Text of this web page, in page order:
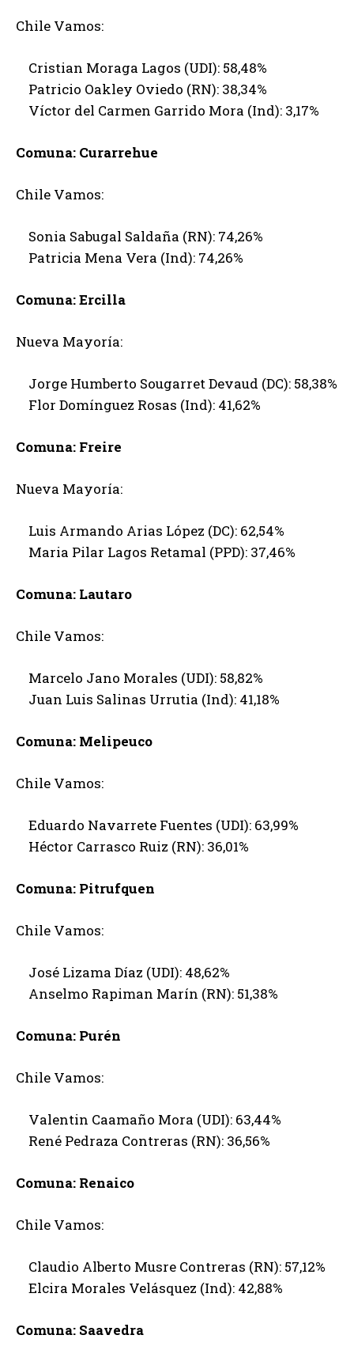
Chile Vamos:
Cristian Moraga Lagos (UDI): 58,48%
Patricio Oakley Oviedo (RN): 38,34%
Víctor del Carmen Garrido Mora (Ind): 3,17%
Comuna: Curarrehue
Chile Vamos:
Sonia Sabugal Saldaña (RN): 74,26%
Patricia Mena Vera (Ind): 74,26%
Comuna: Ercilla
Nueva Mayoría:
Jorge Humberto Sougarret Devaud (DC): 58,38%
Flor Domínguez Rosas (Ind): 41,62%
Comuna: Freire
Nueva Mayoría:
Luis Armando Arias López (DC): 62,54%
Maria Pilar Lagos Retamal (PPD): 37,46%
Comuna: Lautaro
Chile Vamos:
Marcelo Jano Morales (UDI): 58,82%
Juan Luis Salinas Urrutia (Ind): 41,18%
Comuna: Melipeuco
Chile Vamos:
Eduardo Navarrete Fuentes (UDI): 63,99%
Héctor Carrasco Ruiz (RN): 36,01%
Comuna: Pitrufquen
Chile Vamos:
José Lizama Díaz (UDI): 48,62%
Anselmo Rapiman Marín (RN): 51,38%
Comuna: Purén
Chile Vamos:
Valentin Caamaño Mora (UDI): 63,44%
René Pedraza Contreras (RN): 36,56%
Comuna: Renaico
Chile Vamos:
Claudio Alberto Musre Contreras (RN): 57,12%
Elcira Morales Velásquez (Ind): 42,88%
Comuna: Saavedra